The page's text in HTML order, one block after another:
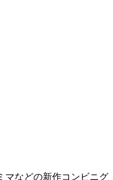
マなどの新作コンビニグ